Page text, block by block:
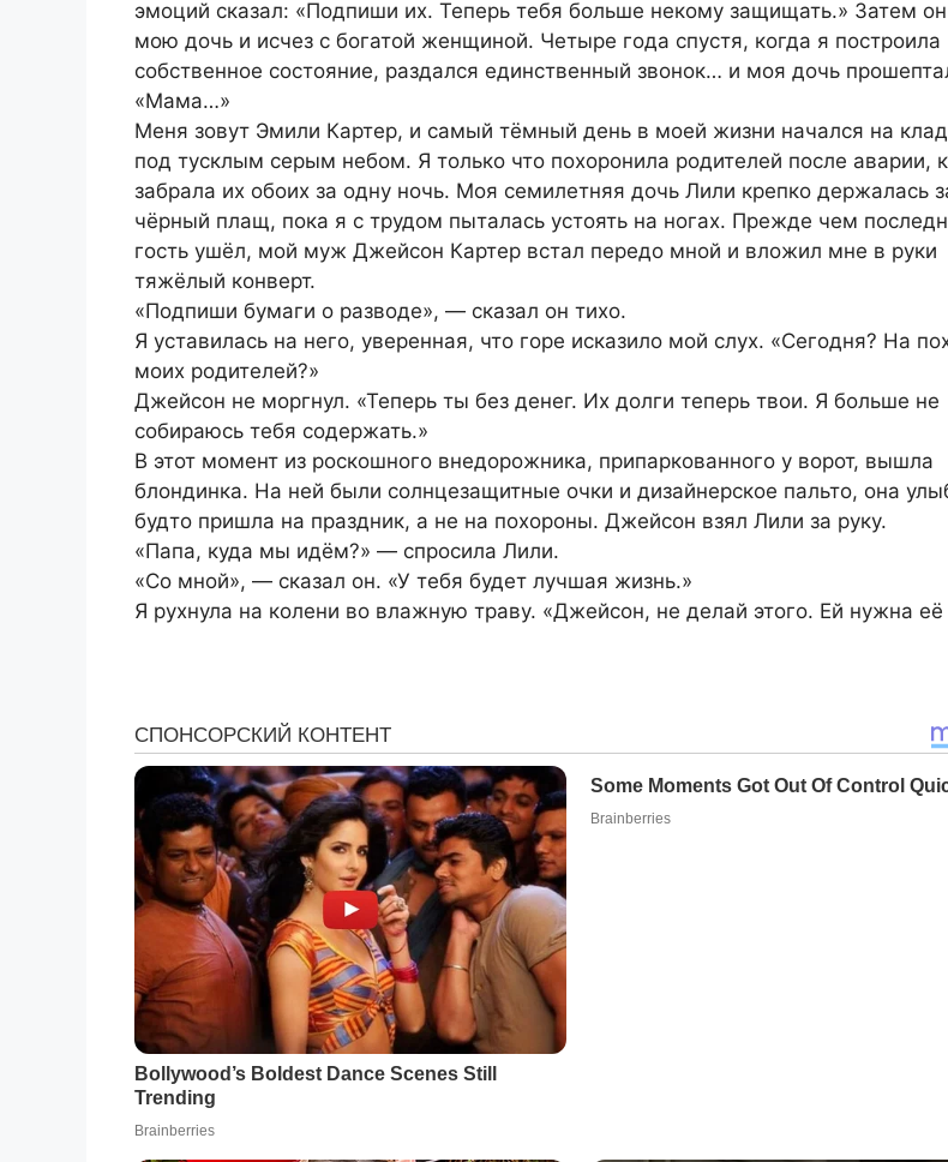
эмоций сказал: «Подпиши их. Теперь тебя больше некому защищать.» Затем он
мою дочь и исчез с богатой женщиной. Четыре года спустя, когда я построила
собственное состояние, раздался единственный звонок… и моя дочь
«Мама…»
Меня зовут Эмили Картер, и самый тёмный день в моей жизни начался на
под тусклым серым небом. Я только что похоронила родителей после аварии,
забрала их обоих за одну ночь. Моя семилетняя дочь Лили крепко держалась
чёрный плащ, пока я с трудом пыталась устоять на ногах. Прежде чем
гость ушёл, мой муж Джейсон Картер встал передо мной и вложил мне в руки
тяжёлый конверт.
«Подпиши бумаги о разводе», — сказал он тихо.
Я уставилась на него, уверенная, что горе исказило мой слух. «Сегодня? На
моих родителей?»
Джейсон не моргнул. «Теперь ты без денег. Их долги теперь твои. Я больше не
собираюсь тебя содержать.»
В этот момент из роскошного внедорожника, припаркованного у ворот, вышла
блондинка. На ней были солнцезащитные очки и дизайнерское пальто, она
будто пришла на праздник, а не на похороны. Джейсон взял Лили за руку.
«Папа, куда мы идём?» — спросила Лили.
«Со мной», — сказал он. «У тебя будет лучшая жизнь.»
Я рухнула на колени во влажную траву. «Джейсон, не делай этого. Ей нужна